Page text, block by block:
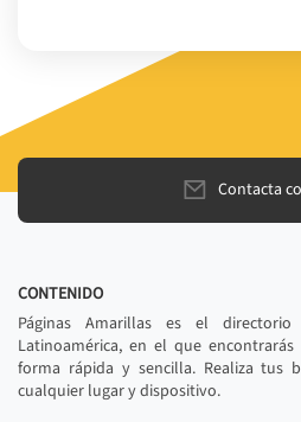
Contacta
CONTENIDO
Páginas Amarillas es el
Latinoamérica, en el que
forma rápida y sencilla. Realiza tus
cualquier lugar y dispositivo.